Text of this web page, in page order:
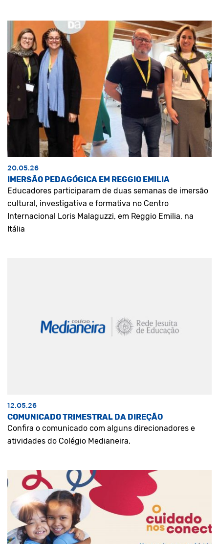
20.05.26
IMERSÃO PEDAGÓGICA EM REGGIO EMILIA
Educadores participaram de duas semanas de imersão
cultural, investigativa e formativa no Centro
Internacional Loris Malaguzzi, em Reggio Emilia, na
Itália
12.05.26
COMUNICADO TRIMESTRAL DA DIREÇÃO
Confira o comunicado com alguns direcionadores e
atividades do Colégio Medianeira.